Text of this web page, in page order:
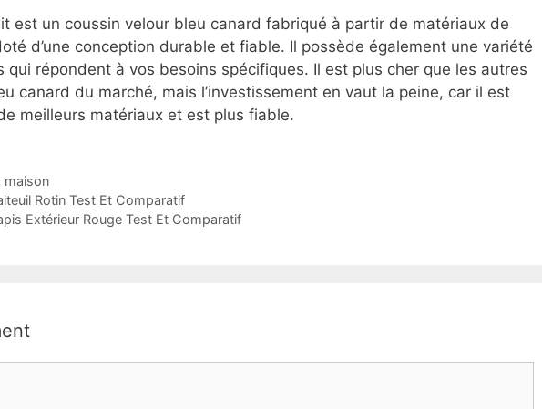
est un coussin velour bleu canard fabriqué à partir de matériaux de
d’une conception durable et fiable. Il possède également une variété
qui répondent à vos besoins spécifiques. Il est plus cher que les autres
canard du marché, mais l’investissement en vaut la peine, car il est
meilleurs matériaux et est plus fiable.
maison
Rotin Test Et Comparatif
Extérieur Rouge Test Et Comparatif